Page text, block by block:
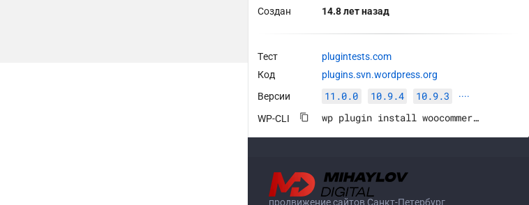
Создан
14.8 лет назад
Тест
plugintests.com
Код
plugins.svn.wordpress.org
Версии
11.0.0 10.9.4 10.9.3 ····
WP-CLI wp plugin install woocommerce --activate
продвижение сайтов Санкт-Петербург